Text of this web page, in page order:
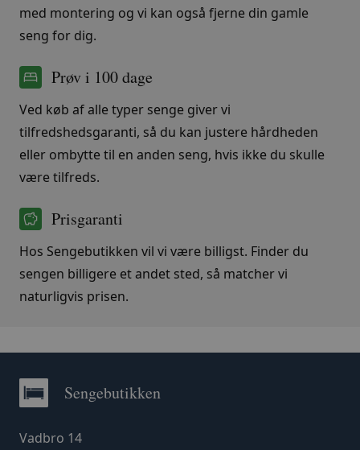
med montering og vi kan også fjerne din gamle
seng for dig.
Prøv i 100 dage
Ved køb af alle typer senge giver vi
tilfredshedsgaranti, så du kan justere hårdheden
eller ombytte til en anden seng, hvis ikke du skulle
være tilfreds.
Prisgaranti
Hos Sengebutikken vil vi være billigst. Finder du
sengen billigere et andet sted, så matcher vi
naturligvis prisen.
Sengebutikken
Vadbro 14